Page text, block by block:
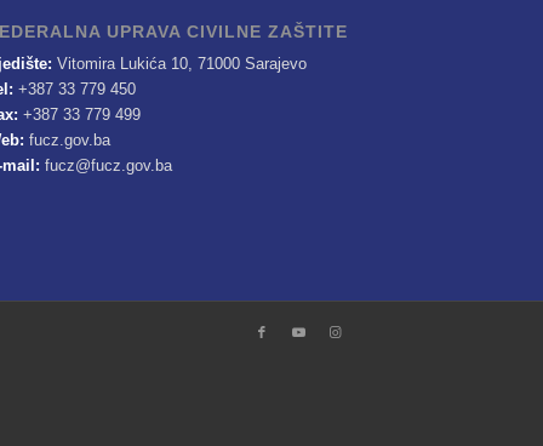
UPRAVA CIVILNE ZAŠTITE
Vitomira Lukića 10, 71000 Sarajevo
+387 33 779 450
+387 33 779 499
fucz.gov.ba
mail: fucz@fucz.gov.ba